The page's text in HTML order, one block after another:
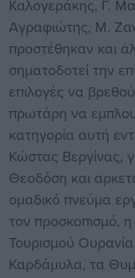
Καλογεράκης, Γ.
Αγραφιώτης, Μ.
προστέθηκαν και
σηματοδοτεί την
επιλογές να
πρωτάρη να
κατηγορία αυτή
Κώστας Βεργίνας,
Θεοδόση και
ομαδικό πνεύμα
τον προσκοπισμό,
Τουρισμού
Καρδάμυλα, τα